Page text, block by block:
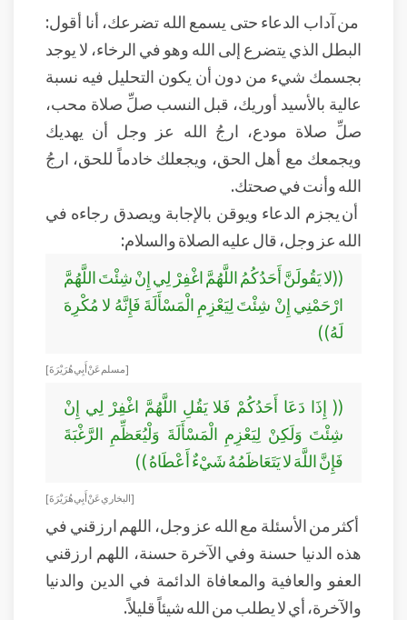
من آداب الدعاء حتى يسمع الله تضرعك، أنا أقول:
البطل الذي يتضرع إلى الله وهو في الرخاء، لا يوجد
بجسمك شيء من دون أن يكون التحليل فيه نسبة
عالية بالأسيد أوريك، قبل النسب صلِّ صلاة محب،
صلِّ صلاة مودع، ارجُ الله عز وجل أن يهديك
ويجمعك مع أهل الحق، ويجعلك خادماً للحق، ارجُ
الله وأنت في صحتك.
أن يجزم الدعاء ويوقن بالإجابة ويصدق رجاءه في
الله عز وجل، قال عليه الصلاة والسلام:
((لا يَقُولَنَّ أَحَدُكُمُ اللَّهُمَّ اغْفِرْ لِي إِنْ شِئْتَ اللَّهُمَّ
ارْحَمْنِي إِنْ شِئْتَ لِيَعْزِمِ الْمَسْأَلَةَ فَإِنَّهُ لا مُكْرِهَ
لَهُ))
[مسلم عَنْ أَبِي هُرَيْرَةَ]
(( إِذَا دَعَا أَحَدُكُمْ فَلا يَقُلِ اللَّهُمَّ اغْفِرْ لِي إِنْ
شِئْتَ وَلَكِنْ لِيَعْزِمِ الْمَسْأَلَةَ وَلْيُعَظِّمِ الرَّغْبَةَ
فَإِنَّ اللَّهَ لا يَتَعَاظَمُهُ شَيْءٌ أَعْطَاهُ ))
[البخاري عَنْ أَبِي هُرَيْرَةَ]
أكثر من الأسئلة مع الله عز وجل، اللهم ارزقني في
هذه الدنيا حسنة وفي الآخرة حسنة، اللهم ارزقني
العفو والعافية والمعافاة الدائمة في الدين والدنيا
والآخرة، أي لا يطلب من الله شيئاً قليلاً.